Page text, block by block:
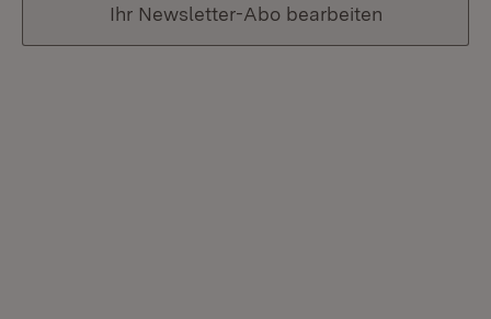
Ihr Newsletter-Abo bearbeiten